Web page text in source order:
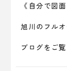
《自分で図
旭川のフル
ブログをご